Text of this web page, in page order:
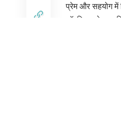
प्रेम और सहयोग में
डॉ. निषाद ने